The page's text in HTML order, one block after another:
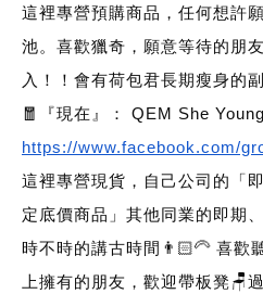
這裡專營預購商品，任何想許
池。喜歡獵奇，願意等待的朋
入！！會有荷包君長期瘦身的
🧧『現在』： QEM She
https://www.facebook.com/
這裡專營現貨，自己公司的「
定底價商品」其他同業的即期
時不時的講古時間👨🏻‍🦳 喜歡
上擁有的朋友，歡迎帶板凳🪑過